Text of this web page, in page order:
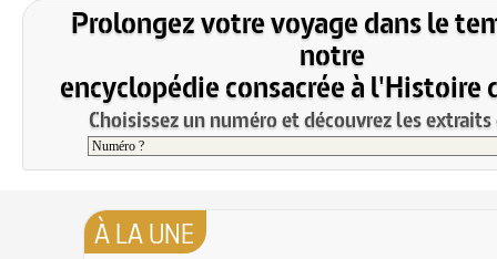
Prolongez votre voyage dans le
notre
encyclopédie consacrée à l'Histoire
Choisissez un numéro et découvrez les
À LA UNE